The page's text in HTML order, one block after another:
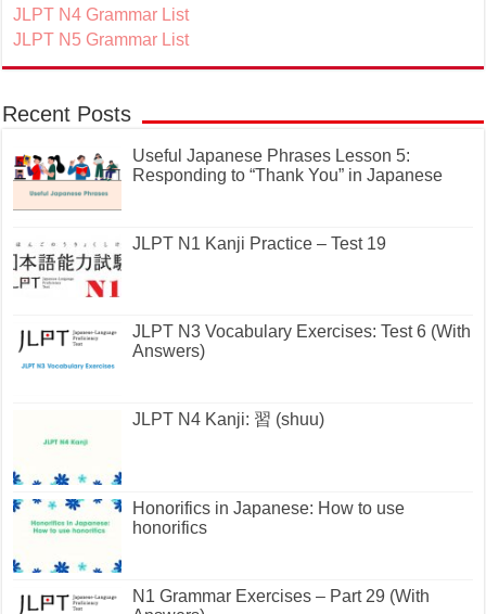
JLPT N4 Grammar List
JLPT N5 Grammar List
Recent Posts
Useful Japanese Phrases Lesson 5:
Responding to “Thank You” in Japanese
JLPT N1 Kanji Practice – Test 19
JLPT N3 Vocabulary Exercises: Test 6 (With
Answers)
JLPT N4 Kanji: 習 (shuu)
Honorifics in Japanese: How to use
honorifics
N1 Grammar Exercises – Part 29 (With